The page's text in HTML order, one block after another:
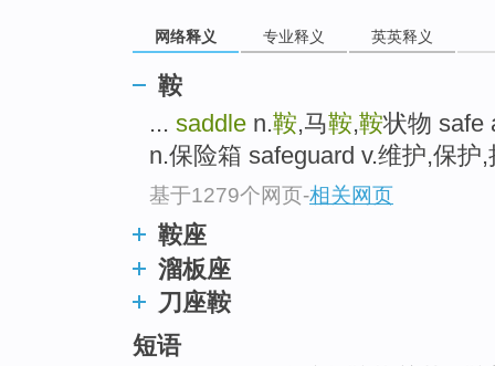
网络释义 专业释义 英英释义
鞍
... saddle n.鞍,马鞍,鞍状物 safe
n.保险箱 safeguard v.维护,保
基于1279个网页-相关网页
鞍座
溜板座
刀座鞍
短语